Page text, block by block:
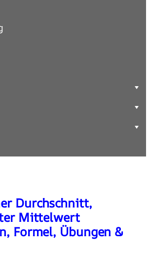
Durchschnitt,
Mittelwert
Formel, Übungen &